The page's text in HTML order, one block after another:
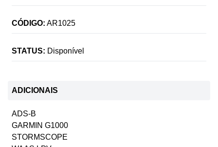
CÓDIGO: AR1025
STATUS: Disponível
ADICIONAIS
ADS-B
GARMIN G1000
STORMSCOPE